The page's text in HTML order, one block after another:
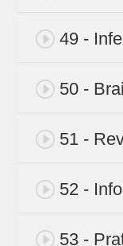
49 -
50 -
51 -
52 -
53 -